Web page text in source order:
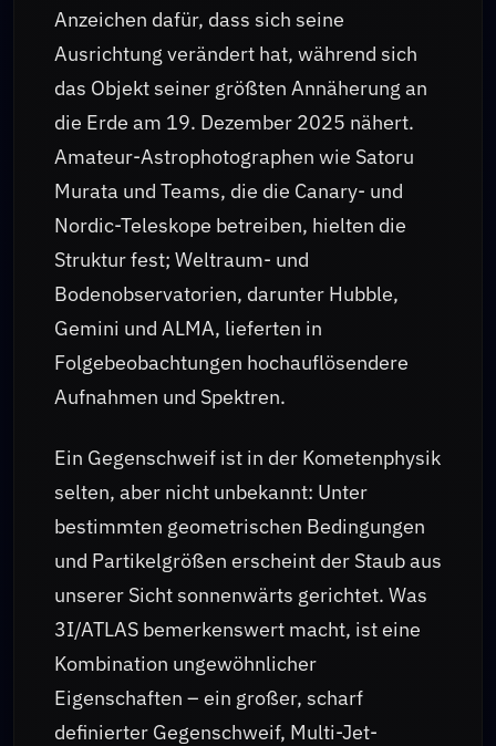
Anzeichen dafür, dass sich seine
Ausrichtung verändert hat, während sich
das Objekt seiner größten Annäherung an
die Erde am 19. Dezember 2025 nähert.
Amateur-Astrophotographen wie Satoru
Murata und Teams, die die Canary- und
Nordic-Teleskope betreiben, hielten die
Struktur fest; Weltraum- und
Bodenobservatorien, darunter Hubble,
Gemini und ALMA, lieferten in
Folgebeobachtungen hochauflösendere
Aufnahmen und Spektren.
Ein Gegenschweif ist in der Kometenphysik
selten, aber nicht unbekannt: Unter
bestimmten geometrischen Bedingungen
und Partikelgrößen erscheint der Staub aus
unserer Sicht sonnenwärts gerichtet. Was
3I/ATLAS bemerkenswert macht, ist eine
Kombination ungewöhnlicher
Eigenschaften – ein großer, scharf
definierter Gegenschweif, Multi-Jet-